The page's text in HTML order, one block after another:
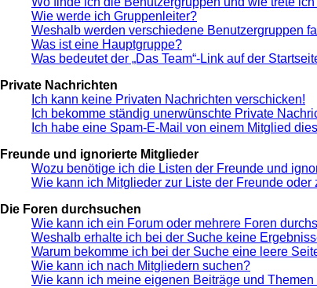
Wie werde ich Gruppenleiter?
Weshalb werden verschiedene Benutzergruppen
Was ist eine Hauptgruppe?
Was bedeutet der „Das Team“-Link auf der
Private Nachrichten
Ich kann keine Privaten Nachrichten verschicken!
Ich bekomme ständig unerwünschte Private
Ich habe eine Spam-E-Mail von einem Mitglied
Freunde und ignorierte Mitglieder
Wozu benötige ich die Listen der Freunde und
Wie kann ich Mitglieder zur Liste der Freunde
Die Foren durchsuchen
Wie kann ich ein Forum oder mehrere Foren
Weshalb erhalte ich bei der Suche keine
Warum bekomme ich bei der Suche eine leere
Wie kann ich nach Mitgliedern suchen?
Wie kann ich meine eigenen Beiträge und Themen